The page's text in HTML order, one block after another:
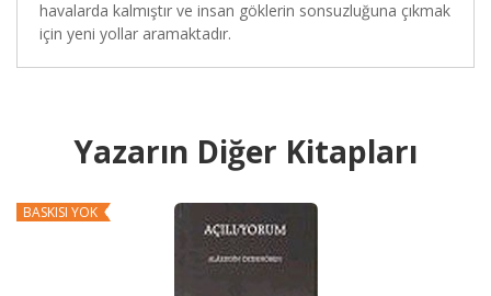
havalarda kalmıştır ve insan göklerin sonsuzluğuna çıkmak
için yeni yollar aramaktadır.
Yazarın Diğer Kitapları
BASKISI YOK